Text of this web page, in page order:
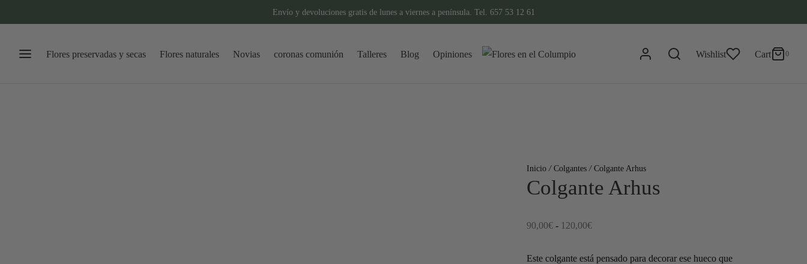
Envío y devoluciones gratis de lunes a viernes a península. Tel. 657 53 12 61
Flores preservadas y secas Flores naturales Novias coronas comunión Talleres Blog Opiniones Wishlist Cart 0
Inicio / Colgantes /Colgante Arhus
Colgante Arhus
90,00€ - 120,00€Rango
precios:
Este colgante está pensado para decorar ese hueco que